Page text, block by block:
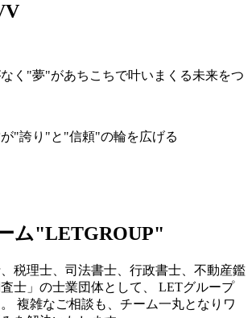
く"夢"があちこちで叶いまくる未来をつ
"誇り"と"信頼"の輪を広げる
ム"LETGROUP"
税理士、司法書士、行政書士、不動産鑑
士」の士業団体として、 LETグループ
複雑なご相談も、チーム一丸となりワ